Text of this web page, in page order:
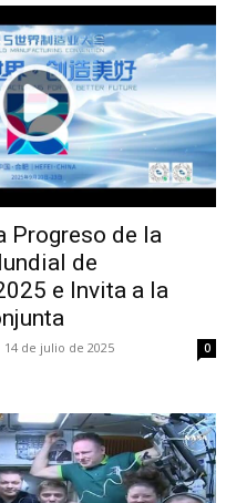
Progreso de la
de
e Invita a la
14 de julio de 2025 0